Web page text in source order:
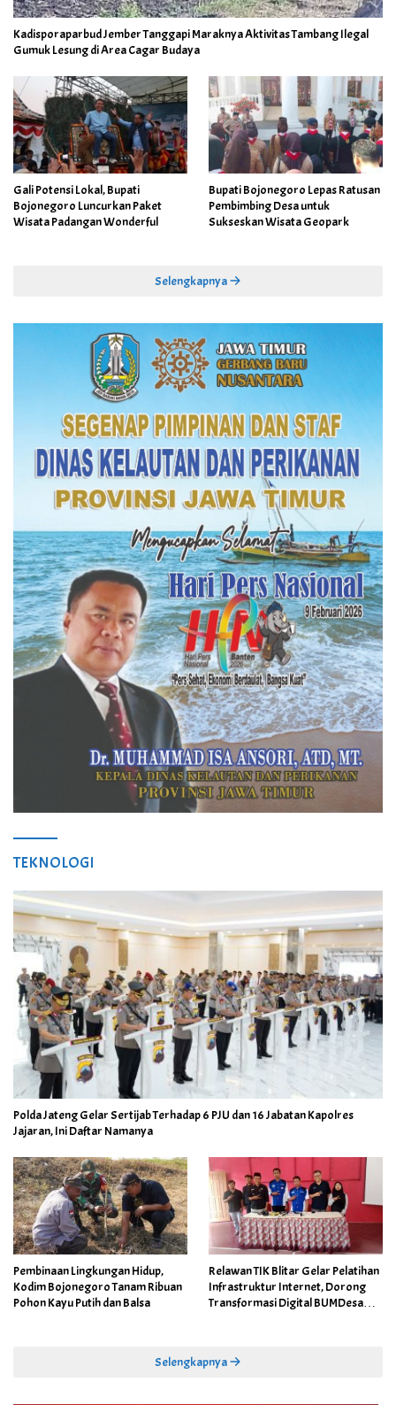
Kadisporaparbud Jember Tanggapi Maraknya Aktivitas Tambang Ilegal
Gumuk Lesung di Area Cagar Budaya
Gali Potensi Lokal, Bupati
Bojonegoro Luncurkan Paket
Wisata Padangan Wonderful
Bupati Bojonegoro Lepas Ratusan
Pembimbing Desa untuk
Sukseskan Wisata Geopark
Selengkapnya
TEKNOLOGI
Polda Jateng Gelar Sertijab Terhadap 6 PJU dan 16 Jabatan Kapolres
Jajaran, Ini Daftar Namanya
Pembinaan Lingkungan Hidup,
Kodim Bojonegoro Tanam Ribuan
Pohon Kayu Putih dan Balsa
Relawan TIK Blitar Gelar Pelatihan
Infrastruktur Internet, Dorong
Transformasi Digital BUMDesa
Selengkapnya